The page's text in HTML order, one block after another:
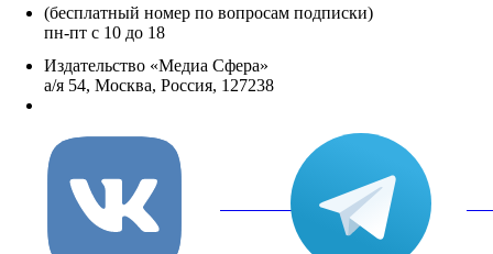
(бесплатный номер по вопросам подписки)
пн-пт с 10 до 18
Издательство «Медиа Сфера»
а/я 54, Москва, Россия, 127238
вКонтакте